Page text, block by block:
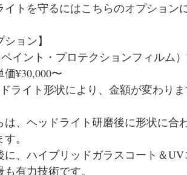
イトを守るにはこちらのオプション
ション】
ペイント・プロテクションフィルム
価¥30,000〜
ライト形状により、金額が変わり
は、ヘッドライト研磨後に形状に
。
に、ハイブリッドガラスコート＆
有力技術です。